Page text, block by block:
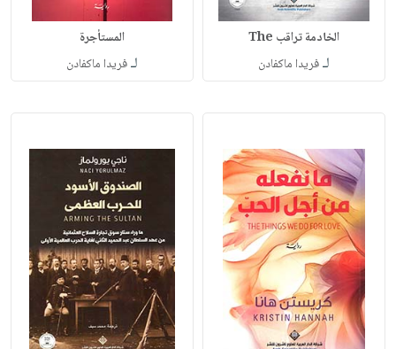
الخادمة تراقب The
لـفريدا ماكفادن
المستأجرة
لـفريدا ماكفادن